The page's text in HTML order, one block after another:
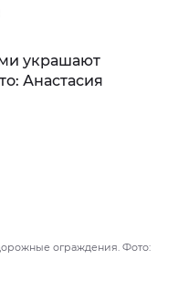
ограждения. Фото: